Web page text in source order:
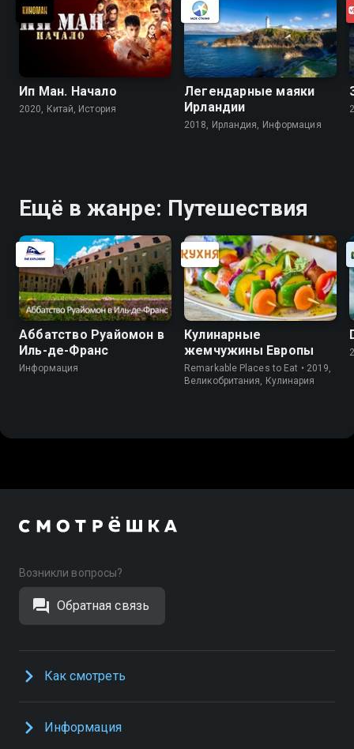
Ип Ман. Начало
2020, Китай, История
Легендарные маяки
Ирландии
2018, Ирландия, Информация
Ещё в жанре: Путешествия
Аббатство Руайомон в
Иль-де-Франс
Информация
Кулинарные
жемчужины Европы
Remarkable Places to Eat • 2019,
Великобритания, Кулинария
Возникли вопросы?
Обратная связь
Как смотреть
Информация